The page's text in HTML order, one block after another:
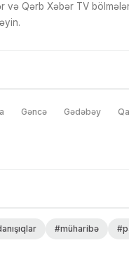
Qərb Xəbər TV
Gəncə Gədəbəy
#müharibə